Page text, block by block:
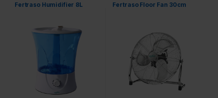
Fertraso Humidifier 8L Fertraso Floor Fan 30cm